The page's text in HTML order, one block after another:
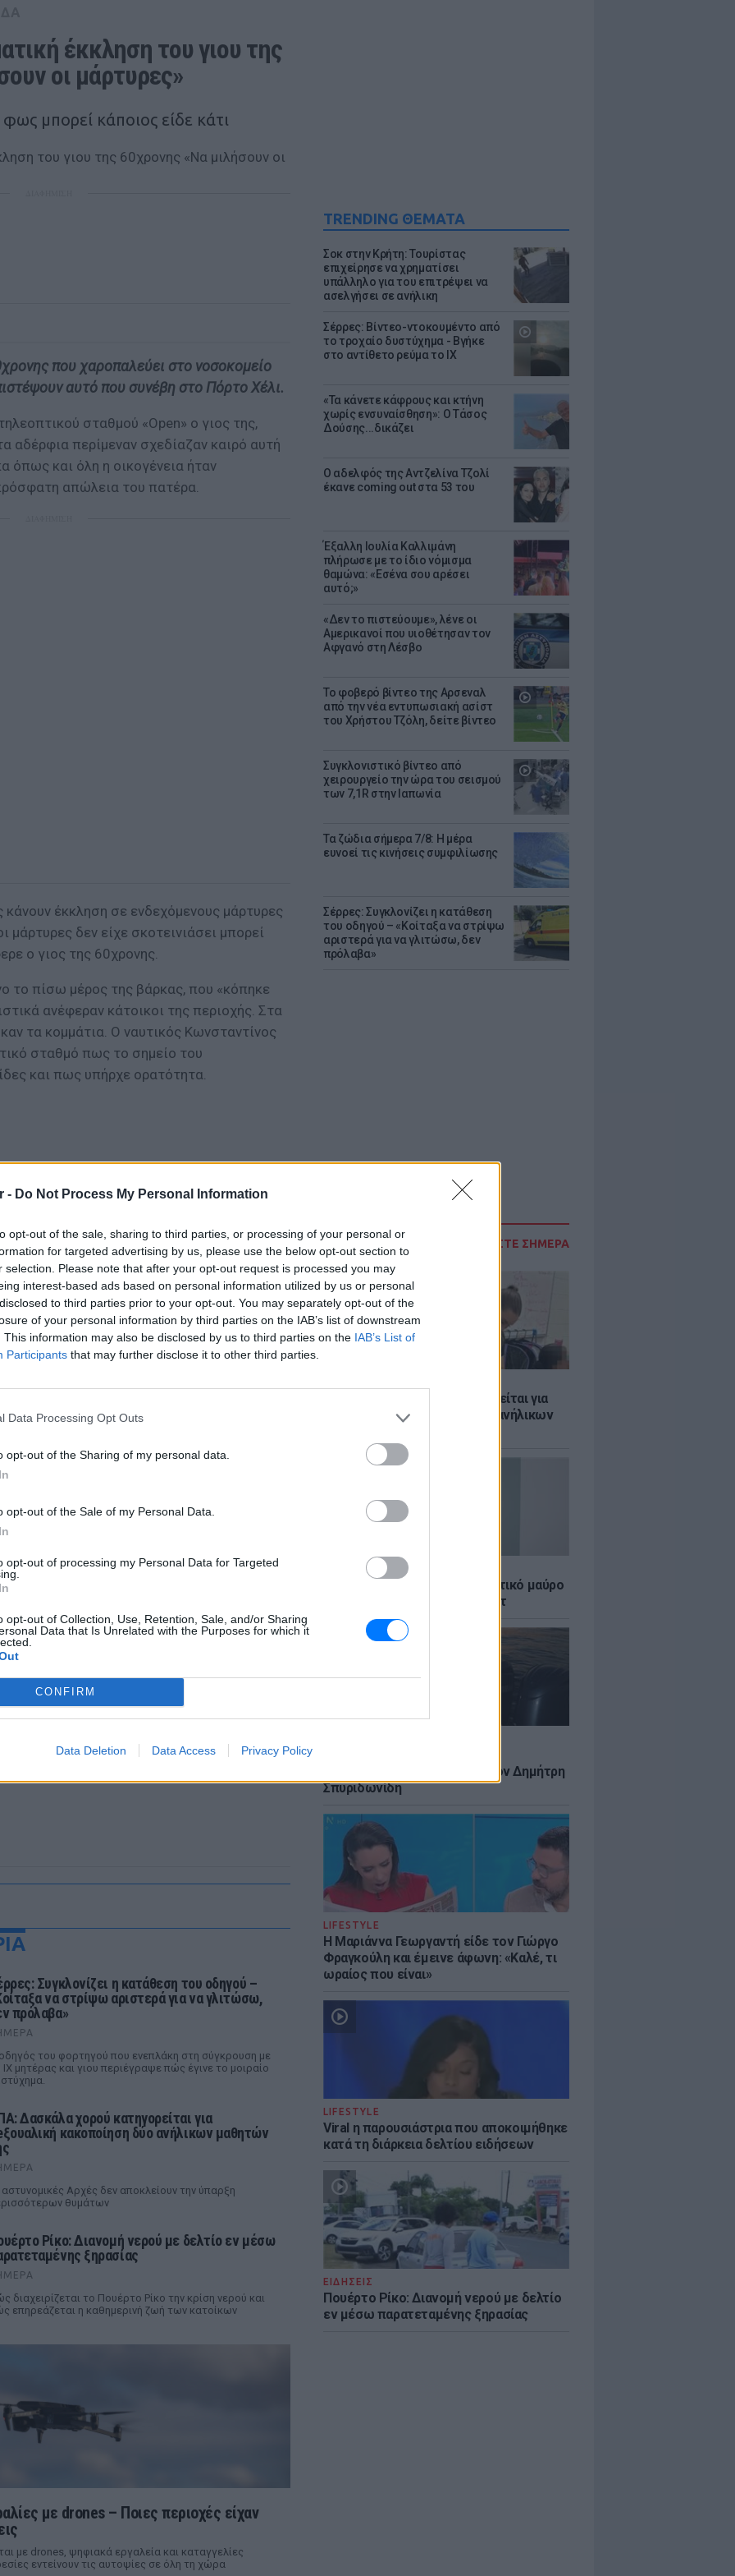
- Do Not Process My Personal Information
opt-out of the sale, sharing to third parties, or processing of your personal or
for targeted advertising by us, please use the below opt-out section to
selection. Please note that after your opt-out request is processed you may
interest-based ads based on personal information utilized by us or personal
to third parties prior to your opt-out. You may separately opt-out of the
of your personal information by third parties on the IAB’s list of downstream
This information may also be disclosed by us to third parties on the IAB’s List of
Participants that may further disclose it to other third parties.
Data Processing Opt Outs
opt-out of the Sharing of my personal data.
opt-out of the Sale of my Personal Data.
opt-out of processing my Personal Data for Targeted
opt-out of Collection, Use, Retention, Sale, and/or Sharing
Data that Is Unrelated with the Purposes for which it
CONFIRM
Data Deletion Data Access Privacy Policy
TRENDING ΘΕΜΑΤΑ
Σοκ στην Κρήτη: Τουρίστας
επιχείρησε να χρηματίσει
υπάλληλο για του επιτρέψει να
ασελγήσει σε ανήλικη
Σέρρες: Βίντεο-ντοκουμέντο από
το τροχαίο δυστύχημα - Βγήκε
στο αντίθετο ρεύμα το ΙΧ
«Τα κάνετε κάφρους και κτήνη
χωρίς ενσυναίσθηση»: Ο Τάσος
Δούσης...δικάζει
Ο αδελφός της Αντζελίνα Τζολί
έκανε coming out στα 53 του
Έξαλλη Ιουλία Καλλιμάνη
πλήρωσε με το ίδιο νόμισμα
θαμώνα: «Εσένα σου αρέσει
αυτό;»
«Δεν το πιστεύουμε», λένε οι
Αμερικανοί που υιοθέτησαν τον
Αφγανό στη Λέσβο
Το φοβερό βίντεο της Αρσεναλ
από την νέα εντυπωσιακή ασίστ
του Χρήστου Τζόλη, δείτε βίντεο
Συγκλονιστικό βίντεο από
χειρουργείο την ώρα του σεισμού
των 7,1R στην Ιαπωνία
Τα ζώδια σήμερα 7/8: Η μέρα
ευνοεί τις κινήσεις συμφιλίωσης
Σέρρες: Συγκλονίζει η κατάθεση
του οδηγού – «Κοίταξα να στρίψω
αριστερά για να γλιτώσω, δεν
πρόλαβα»
ΔΙΑΒΑΣΤΕ ΣΗΜΕΡΑ
ΗΠΑ: Δασκάλα χορού κατηγορείται για
σeξουαλική κακοποίηση δύο ανήλικων
LIFESTYLE
Κάια Γκέρμπερ: Με αποκαλυπτικό μαύρο
look θύμισε τη Σίντι Κρόφορντ
φωτογραφία από Ίμπιζα με τον Δημήτρη
Σπυριδωνίδη
LIFESTYLE
Η Μαριάννα Γεωργαντή είδε τον Γιώργο
Φραγκούλη και έμεινε άφωνη: «Καλέ, τι
ωραίος που είναι»
LIFESTYLE
Viral η παρουσιάστρια που αποκοιμήθηκε
κατά τη διάρκεια δελτίου ειδήσεων
ΕΙΔΗΣΕΙΣ
Πουέρτο Ρίκο: Διανομή νερού με δελτίο
εν μέσω παρατεταμένης ξηρασίας
έκκληση του γιου της
οι μάρτυρες»
μπορεί κάποιος είδε κάτι
που χαροπαλεύει στο νοσοκομείο
αυτό που συνέβη στο Πόρτο Χέλι.
σταθμού «Open» ο γιος της,
αδέρφια περίμεναν σχεδίαζαν καιρό αυτή
όπως και όλη η οικογένεια ήταν
απώλεια του πατέρα.
κάνουν έκκληση σε ενδεχόμενους μάρτυρες
μάρτυρες δεν είχε σκοτεινιάσει μπορεί
ο γιος της 60χρονης.
το πίσω μέρος της βάρκας, που «κόπηκε
ανέφεραν κάτοικοι της περιοχής. Στα
τα κομμάτια. Ο ναυτικός Κωνσταντίνος
σταθμό πως το σημείο του
και πως υπήρχε ορατότητα.
ΔΙΑΦΗΜΙΣΗ
στο
και στο Instagram
Συγκλονίζει η κατάθεση του οδηγού –
να στρίψω αριστερά για να γλιτώσω,
πρόλαβα»
του φορτηγού που ενεπλάκη στη σύγκρουση με
ΙΧ μητέρας και γιου περιέγραψε πώς έγινε το μοιραίο
Δασκάλα χορού κατηγορείται για
κακοποίηση δύο ανήλικων μαθητών
αστυνομικές Αρχές δεν αποκλείουν την ύπαρξη
θυμάτων
Ρίκο: Διανομή νερού με δελτίο εν μέσω
ξηρασίας
διαχειρίζεται το Πουέρτο Ρίκο την κρίση νερού και
επηρεάζεται η καθημερινή ζωή των κατοίκων
με drones – Ποιες περιοχές είχαν
με drones, ψηφιακά εργαλεία και καταγγελίες
εντείνουν τις αυτοψίες σε όλη τη χώρα